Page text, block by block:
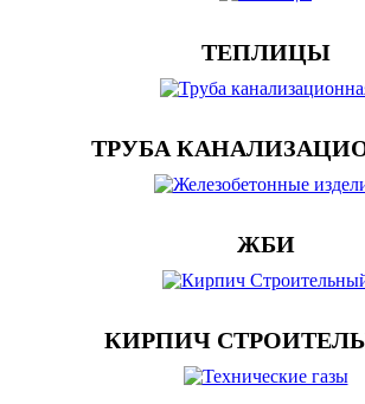
ТЕПЛИЦЫ
ТРУБА
ЖБИ
КИРПИЧ